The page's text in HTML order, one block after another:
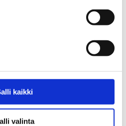
kaikki
valinta
kaukolämpötaloon